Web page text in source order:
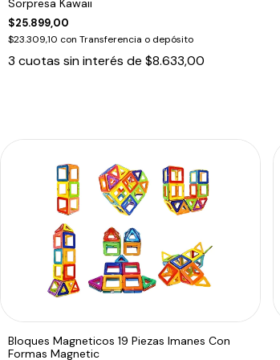
Sorpresa Kawaii
$25.899,00
$23.309,10 con Transferencia o depósito
3 cuotas sin interés de $8.633,00
Bloques Magneticos 19 Piezas Imanes Con
Formas Magnetic